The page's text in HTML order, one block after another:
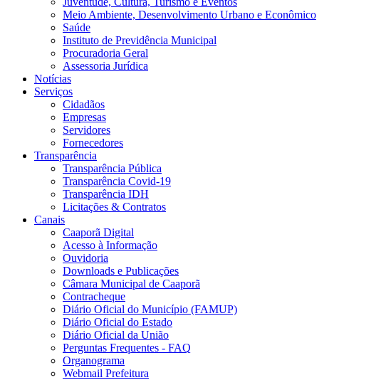
Meio Ambiente, Desenvolvimento Urbano e Econômico
Saúde
Instituto de Previdência Municipal
Procuradoria Geral
Assessoria Jurídica
Notícias
Serviços
Cidadãos
Empresas
Servidores
Fornecedores
Transparência
Transparência Pública
Transparência Covid-19
Transparência IDH
Licitações & Contratos
Canais
Caaporã Digital
Acesso à Informação
Ouvidoria
Downloads e Publicações
Câmara Municipal de Caaporã
Contracheque
Diário Oficial do Município (FAMUP)
Diário Oficial do Estado
Diário Oficial da União
Perguntas Frequentes - FAQ
Organograma
Webmail Prefeitura